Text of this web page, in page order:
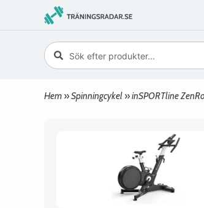
Hem »Spinningcykel »inSPORTline